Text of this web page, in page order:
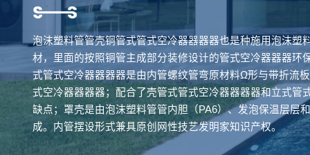
泡沫塑料管管壳铜管式管式空冷器器器器也是种施用泡沫塑
材，里面的按照铜管主成部分装修设计的管式空冷器器器环
式管式空冷器器器器是由内管螺纹管弯原材料Ω形与带折流
式空冷器器器器；配合了壳管式管式空冷器器器器和立式管
缺点；罩壳是由泡沫塑料管管内胆（PA6）、发泡保温层层
成。内管摆设形式兼具原创网性技艺发明家知识产权。